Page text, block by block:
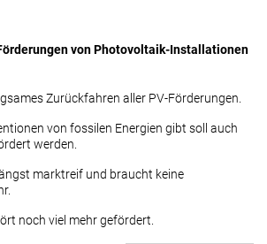
von Photovoltaik-Installationen
Zurückfahren aller PV-Förderungen.
von fossilen Energien gibt soll auch
werden.
marktreif und braucht keine
noch viel mehr gefördert.